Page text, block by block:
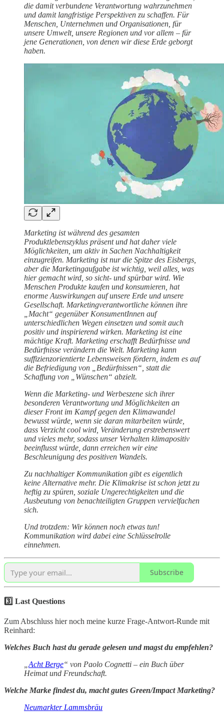
die damit verbundene Verantwortung wahrzunehmen
und damit langfristige Perspektiven zu schaffen. Für
Menschen, Unternehmen und Organisationen, für
unsere Umwelt, unsere Regionen und vor allem – für
jene Generationen, von denen wir diese Erde geborgt
haben.
Marketing ist während des gesamten
Produktlebenszyklus präsent und hat daher viele
Möglichkeiten, um aktiv in Sachen Nachhaltigkeit
einzugreifen. Marketing ist nur die Spitze des Eisbergs,
aber die Marketingaufgabe ist wichtig, weil alles, was
hier gemacht wird, so sicht- und spürbar wird. Wie
Menschen Produkte kaufen und konsumieren, hat
enorme Auswirkungen auf unsere Erde und unsere
Gesellschaft. Marketingverantwortliche können ihre
„Macht“ gegenüber KonsumentInnen auf
unterschiedlichen Wegen einsetzen und somit auch
positiv und inspirierend wirken. Marketing ist eine
mächtige Kraft. Marketing erschafft Bedürfnisse und
Bedürfnisse verändern die Welt. Marketing kann
suffizienzorientierte Lebensweisen fördern, indem es auf
die Befriedigung von „Bedürfnissen“, statt die
Schaffung von „Wünschen“ abzielt.
Wenn die Marketing- und Werbeszene sich ihrer
besonderen Verantwortung und Möglichkeiten an
dieser Front im Kampf gegen den Klimawandel
bewusst würde, wenn sie daran mitarbeiten würde,
dass Verzicht cool wird, Veränderung erstrebenswert
und vieles mehr, sodass unser Verhalten klimapositiv
beeinflusst würde, dann erreichen wir eine
Beschleunigung des positiven Wandels.
Zu nachhaltiger Kommunikation gibt es eigentlich
keine Alternative mehr. Die Klimakrise ist schon jetzt zu
heftig zu spüren, soziale Ungerechtigkeiten und die
Ausbeutung von benachteiligten Gruppen vervielfachen
sich.
Und trotzdem: Wir können noch etwas tun!
Kommunikation wird dabei eine Schlüsselrolle
einnehmen.
Subscribe
3️⃣ Last Questions
Zum Abschluss hier noch meine kurze Frage-Antwort-Runde mit
Reinhard:
Welches Buch hast du gerade gelesen und magst du empfehlen?
Acht Berge“ von Paolo Cognetti – ein Buch über
Heimat und Freundschaft.
Welche Marke findest du, macht gutes Green/Impact Marketing?
Neumarkter Lammsbräu